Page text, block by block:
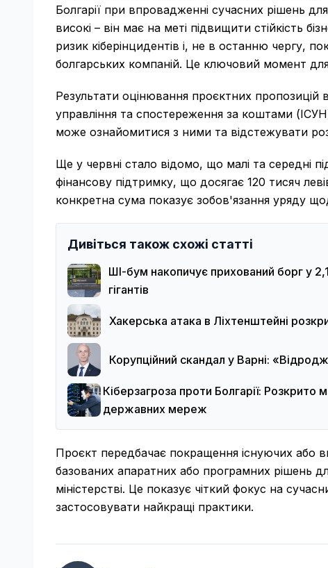
Болгарії при впровадженні сучасних рішень
високі – він має на меті підвищити стійкість
ризик кіберінцидентів і, не в останню чергу,
болгарських компаній. Це ключовий момент
Результати оцінювання проєктних пропозицій
управління та спостереження за коштами
може ознайомитися з ними та відстежувати
Ще у червні стало відомо, що малі та середні
фінансову підтримку, що досягає 120 тисяч
конкретна сума показує зобов'язання уряду
Дивіться також схожі статті
ШІ-бум накопичує прихований борг у
гігантів
Хакерська атака в Ліхтенштейні
Корупційний скандал у Варні:
Кіберзагроза проти Болгарії:
державних мереж
Проєкт передбачає покращення існуючих або
базованих апаратних або програмних рішень
міністерстві. Це показує чіткий фокус на
застосовувати найкращі практики.